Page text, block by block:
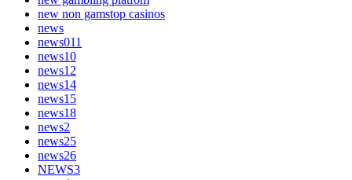
new non gamstop casinos
news
news011
news10
news12
news14
news15
news18
news2
news25
news26
NEWS3